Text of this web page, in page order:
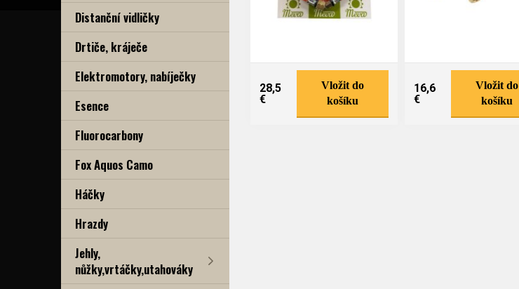
Distanční vidličky
Drtiče, kráječe
Elektromotory, nabíječky
Esence
Fluorocarbony
Fox Aquos Camo
Háčky
Hrazdy
Jehly,
nůžky,vrtáčky,utahováky
28,5
€
Vložit do
košíku
16,6
€
Vložit do
košíku